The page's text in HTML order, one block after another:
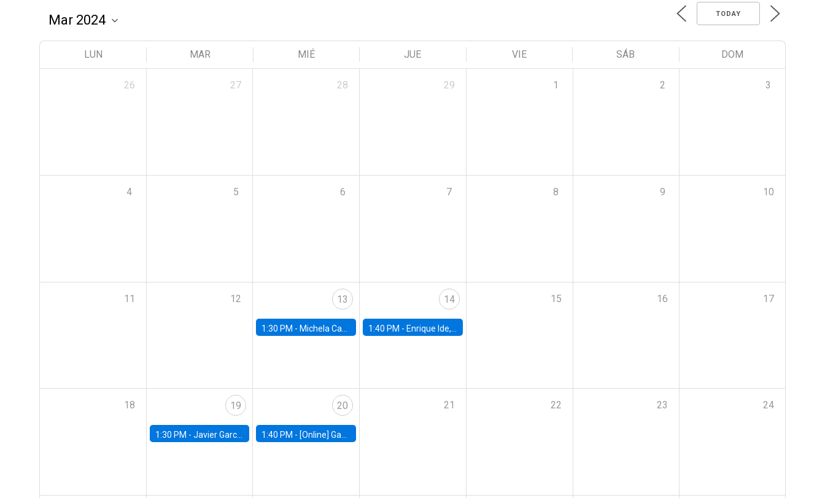
TODAY
LUN MAR MIÉ JUE VIE SÁB DOM
26 27 28 29 1 2 3
4 5 6 7 8 9 10
11 12 13
1:30 PM - Michela Carlana, Harvard Kennedy School
14
1:40 PM - Enrique Ide, IESE
15 16 17
18 19
1:30 PM - Javier Garcia Cicco, Universidad de San Andres
20
1:40 PM - [Online] Gabriel Englander, World Bank
21 22 23 24